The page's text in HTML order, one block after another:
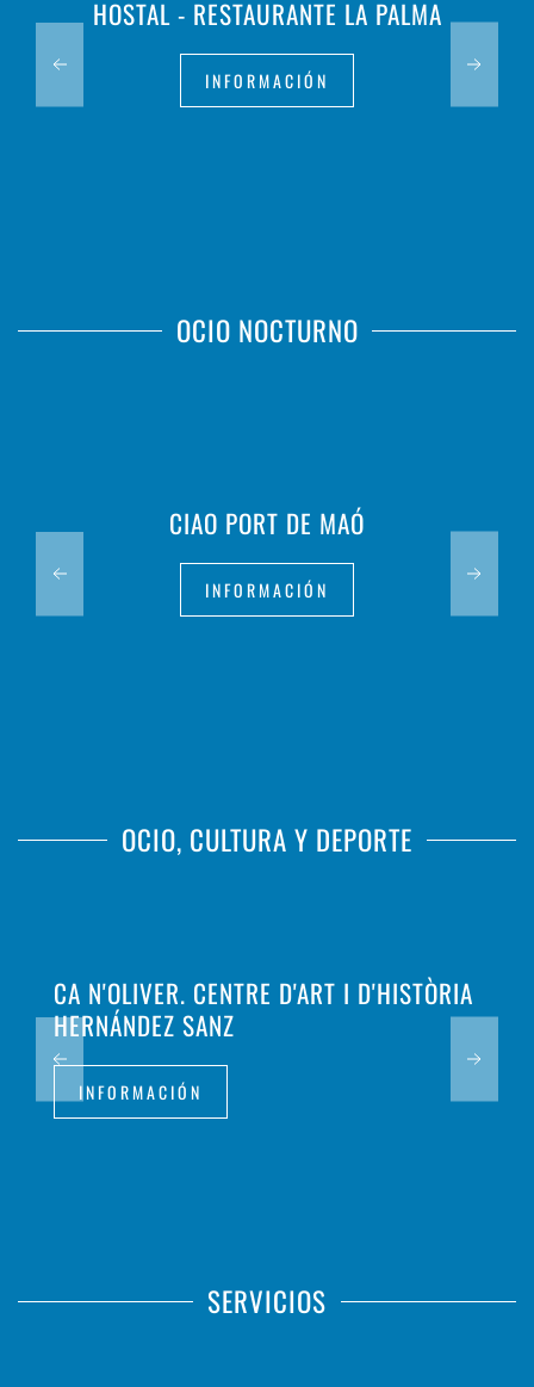
HOSTAL - RESTAURANTE LA PALMA
INFORMACIÓN
OCIO NOCTURNO
CIAO PORT DE MAÓ
INFORMACIÓN
OCIO, CULTURA Y DEPORTE
CA N'OLIVER. CENTRE D'ART I D'HISTÒRIA
HERNÁNDEZ SANZ
INFORMACIÓN
SERVICIOS